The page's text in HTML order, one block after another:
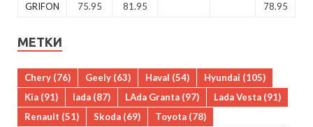
GRIFON
75.95 81.95 78.95
МЕТКИ
Chery (76) Geely (63) Haval (54) Hyundai (105)
Kia (91) lada (87) LAda Granta (97) Lada Vesta (91)
Renault (51) Skoda (69) Toyota (78)